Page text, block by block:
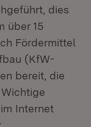
dies
über 15
Fördermittel
(KfW-
bereit, die
Internet